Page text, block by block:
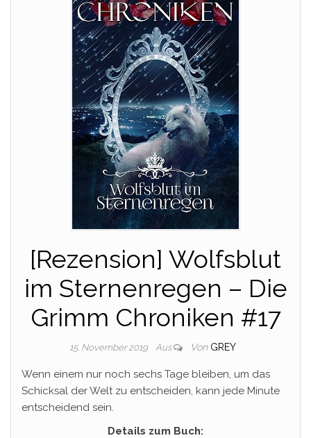
[Rezension] Wolfsblut
im Sternenregen – Die
Grimm Chroniken #17
15. November 2019 Aus Von GREY
Wenn einem nur noch sechs Tage bleiben, um das
Schicksal der Welt zu entscheiden, kann jede Minute
entscheidend sein.
Details zum Buch: